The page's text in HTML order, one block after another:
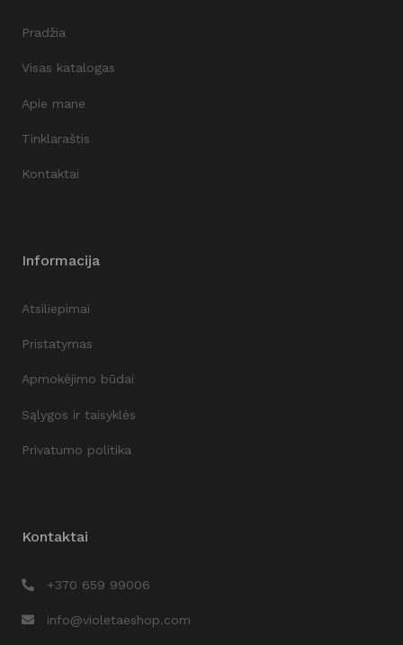
Pradžia
Visas katalogas
Apie mane
Tinklaraštis
Kontaktai
Informacija
Atsiliepimai
Pristatymas
Apmokėjimo būdai
Sąlygos ir taisyklės
Privatumo politika
Kontaktai
+370 659 99006
info@violetaeshop.com